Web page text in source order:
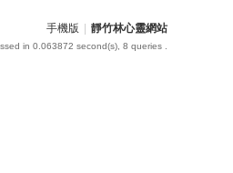
手機版 靜竹林心靈網站
in 0.063872 second(s), 8 queries .